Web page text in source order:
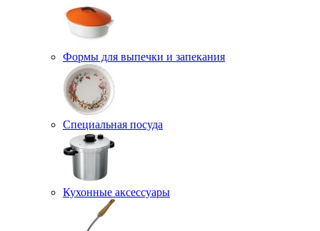
Формы для выпечки и запекания
Специальная посуда
Кухонные аксессуары